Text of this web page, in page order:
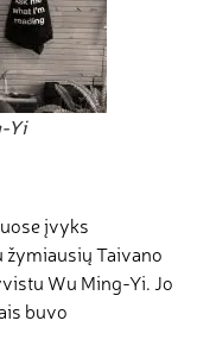
Yi
įvyks
Taivano
Wu Ming-Yi. Jo
buvo